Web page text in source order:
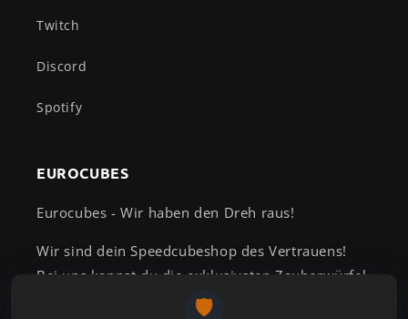
Twitch
Discord
Spotify
EUROCUBES
Eurocubes - Wir haben den Dreh raus!
Wir sind dein Speedcubeshop des Vertrauens!
Bei uns kannst du die exklusivsten Zauberwürfel
kaufen und findest passend dazu ein großes